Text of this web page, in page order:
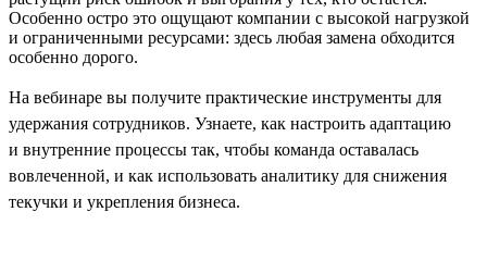
Особенно остро это ощущают компании с высокой нагрузкой
и ограниченными ресурсами: здесь любая замена обходится
особенно дорого.
На вебинаре вы получите практические инструменты для
удержания сотрудников. Узнаете, как настроить адаптацию
и внутренние процессы так, чтобы команда оставалась
вовлеченной, и как использовать аналитику для снижения
текучки и укрепления бизнеса.